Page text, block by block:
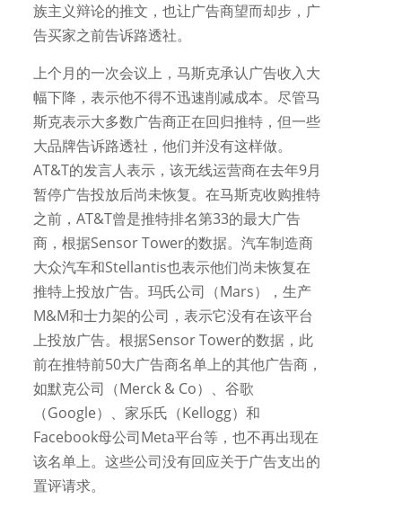
族主义辩论的推文，也让广告商望而却步，广
告买家之前告诉路透社。
上个月的一次会议上，马斯克承认广告收入大
幅下降，表示他不得不迅速削减成本。尽管马
斯克表示大多数广告商正在回归推特，但一些
大品牌告诉路透社，他们并没有这样做。
AT&T的发言人表示，该无线运营商在去年9月
暂停广告投放后尚未恢复。在马斯克收购推特
之前，AT&T曾是推特排名第33的最大广告
商，根据Sensor Tower的数据。汽车制造商
大众汽车和Stellantis也表示他们尚未恢复在
推特上投放广告。玛氏公司（Mars），生产
M&M和士力架的公司，表示它没有在该平台
上投放广告。根据Sensor Tower的数据，此
前在推特前50大广告商名单上的其他广告商，
如默克公司（Merck & Co）、谷歌
（Google）、家乐氏（Kellogg）和
Facebook母公司Meta平台等，也不再出现在
该名单上。这些公司没有回应关于广告支出的
置评请求。